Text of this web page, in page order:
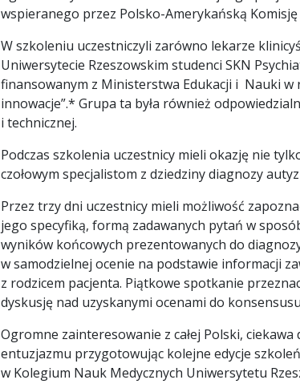
wspieranego przez Polsko-Amerykańską
W szkoleniu uczestniczyli zarówno lekarze
Uniwersytecie Rzeszowskim studenci SKN
finansowanym z Ministerstwa Edukacji i Nauki w
innowacje”.* Grupa ta była również
i technicznej.
Podczas szkolenia uczestnicy mieli okazję nie
czołowym specjalistom z dziedziny diagnozy
Przez trzy dni uczestnicy mieli możliwość
jego specyfiką, formą zadawanych pytań w
wyników końcowych prezentowanych do
w samodzielnej ocenie na podstawie informacji
z rodzicem pacjenta. Piątkowe spotkanie
dyskusję nad uzyskanymi ocenami do
Ogromne zainteresowanie z całej Polski,
entuzjazmu przygotowując kolejne edycje
w Kolegium Nauk Medycznych Uniwersytetu